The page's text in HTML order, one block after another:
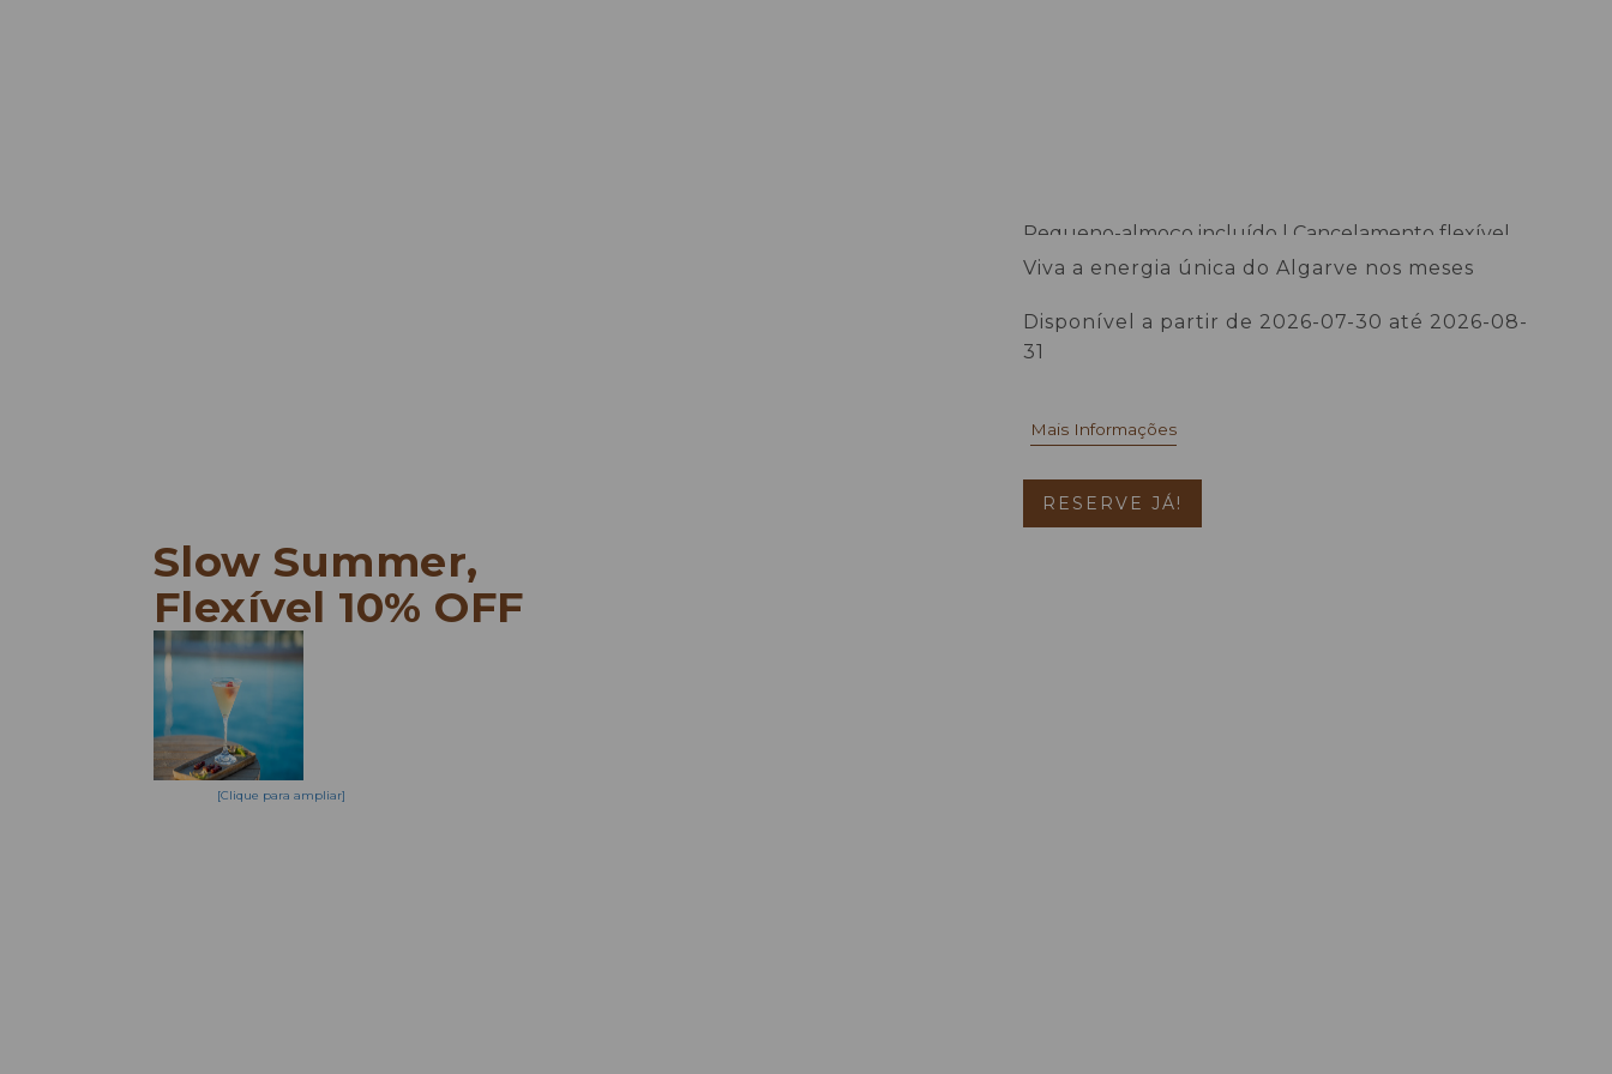
Pequeno-almoço incluído | Cancelamento flexível
Viva a energia única do Algarve nos meses
Disponível a partir de 2026-07-30 até 2026-08-
31
RESERVE JÁ!
Mais Informações
Slow Summer,
Flexível 10% OFF
[Clique para ampliar]